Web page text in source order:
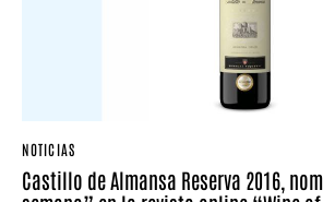
NOTICIAS
Castillo de Almansa Reserva 2016,